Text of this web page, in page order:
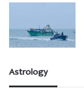
Astrology